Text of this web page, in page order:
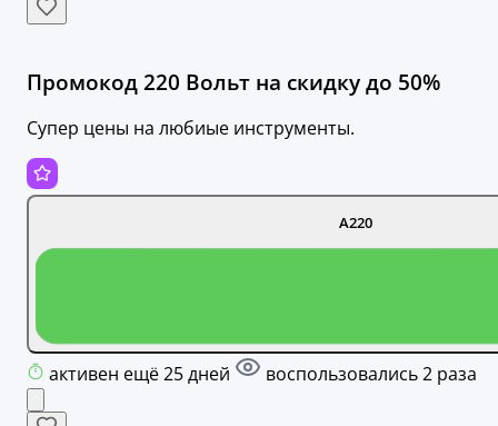
Промокод 220 Вольт на скидку до 50%
Супер цены на любиые инструменты.
А220
активен ещё 25 дней воспользовались 2 раза